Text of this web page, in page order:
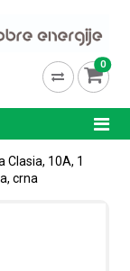
0
Clasia, 10A, 1
crna